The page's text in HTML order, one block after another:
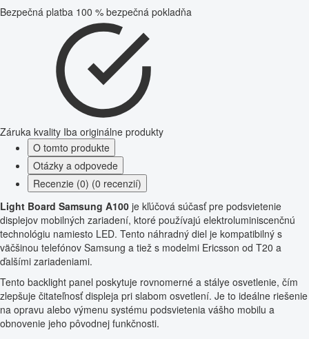
Bezpečná platba 100 % bezpečná pokladňa
Záruka kvality Iba originálne produkty
O tomto produkte
Otázky a odpovede
Recenzie (0) (0 recenzií)
Light Board Samsung A100 je kľúčová súčasť pre podsvietenie
displejov mobilných zariadení, ktoré používajú elektroluminiscenčnú
technológiu namiesto LED. Tento náhradný diel je kompatibilný s
väčšinou telefónov Samsung a tiež s modelmi Ericsson od T20 a
ďalšími zariadeniami.
Tento backlight panel poskytuje rovnomerné a stálye osvetlenie, čím
zlepšuje čitateľnosť displeja pri slabom osvetlení. Je to ideálne riešenie
na opravu alebo výmenu systému podsvietenia vášho mobilu a
obnovenie jeho pôvodnej funkčnosti.